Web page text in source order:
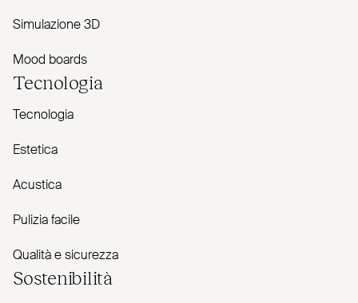
Simulazione 3D
Mood boards
Tecnologia
Tecnologia
Estetica
Acustica
Pulizia facile
Qualità e sicurezza
Sostenibilità